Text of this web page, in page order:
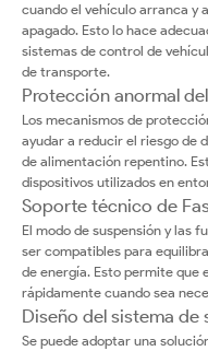
cuando el vehículo arranca y
apagado. Esto lo hace
sistemas de control de
de transporte.
Protección anormal
Los mecanismos de
ayudar a reducir el riesgo de
de alimentación repentino.
dispositivos utilizados en
Soporte técnico de
El modo de suspensión y las
ser compatibles para
de energía. Esto permite que
rápidamente cuando sea
Diseño del sistema de
Se puede adoptar una